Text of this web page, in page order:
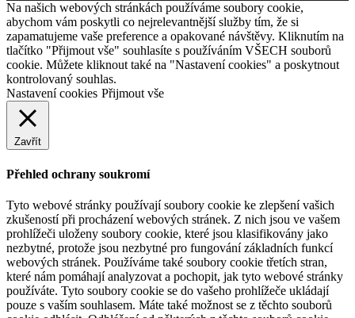
Na našich webových stránkách používáme soubory cookie,
abychom vám poskytli co nejrelevantnější služby tím, že si
zapamatujeme vaše preference a opakované návštěvy. Kliknutím na
tlačítko "Přijmout vše" souhlasíte s používáním VŠECH souborů
cookie. Můžete kliknout také na "Nastavení cookies" a poskytnout
kontrolovaný souhlas.
Nastavení cookies Přijmout vše
Zavřít
Přehled ochrany soukromí
Tyto webové stránky používají soubory cookie ke zlepšení vašich
zkušeností při procházení webových stránek. Z nich jsou ve vašem
prohlížeči uloženy soubory cookie, které jsou klasifikovány jako
nezbytné, protože jsou nezbytné pro fungování základních funkcí
webových stránek. Používáme také soubory cookie třetích stran,
které nám pomáhají analyzovat a pochopit, jak tyto webové stránky
používáte. Tyto soubory cookie se do vašeho prohlížeče ukládají
pouze s vaším souhlasem. Máte také možnost se z těchto souborů